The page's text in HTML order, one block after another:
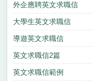
外企應聘英文求職信
大學生英文求職信
導遊英文求職信
英文求職信2篇
英文求職信範例